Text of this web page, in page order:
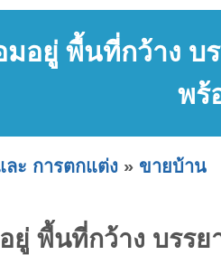
มอยู่ พื้นที่กว้าง บ
พร้
ะ การตกแต่ง » ขายบ้าน
ยู่ พื้นที่กว้าง บรรย